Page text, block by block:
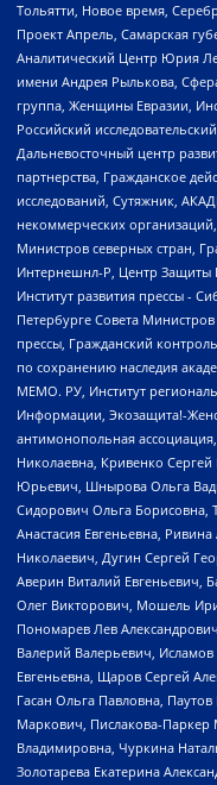
Тольятти, Новое время,
Проект Апрель, Самарская
Аналитический Центр Юрия
имени Андрея Рылькова,
группа, Женщины Евразии,
Российский
Дальневосточный центр
партнерства, Гражданское
исследований, Сутяжник,
некоммерческих
Министров северных стран,
Интернешнл-Р, Центр Защиты
Институт развития прессы -
Петербурге Совета
прессы, Гражданский
по сохранению наследия
МЕМО. РУ, Институт
Информации, Экозащита!-
антимонопольная
Николаевна, Кривенко
Юрьевич, Шнырова Ольга
Сидорович Ольга Борисовна,
Анастасия Евгеньевна,
Николаевич, Дугин Сергей
Аверин Виталий Евгеньевич,
Олег Викторович, Мошель
Пономарев Лев
Валерий Валерьевич,
Евгеньевна, Щаров Сергей
Гасан Ольга Павловна,
Маркович, Пислакова-Паркер
Владимировна, Чуркина
Золотарева Екатерина